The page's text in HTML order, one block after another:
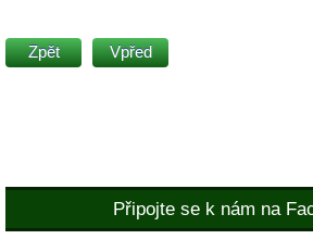
Zpět Vpřed
Připojte se k nám na